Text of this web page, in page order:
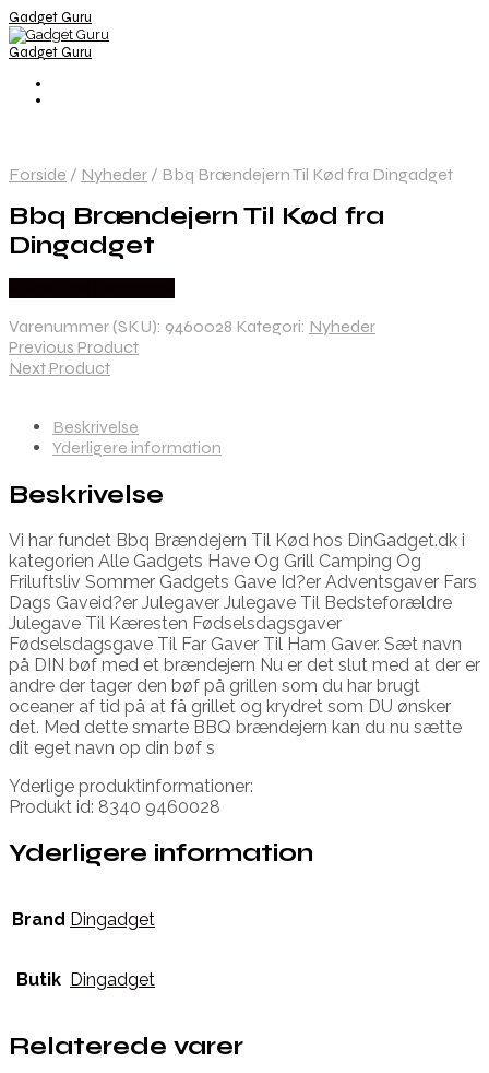
Gadget Guru
Gadget Guru
Forside / Nyheder / Bbq Brændejern Til Kød fra Dingadget
Bbq Brændejern Til Kød fra
Dingadget
Varenummer (SKU): 9460028 Kategori: Nyheder
Previous Product
Next Product
Beskrivelse
Yderligere information
Beskrivelse
Vi har fundet Bbq Brændejern Til Kød hos DinGadget.dk i
kategorien Alle Gadgets Have Og Grill Camping Og
Friluftsliv Sommer Gadgets Gave Id?er Adventsgaver Fars
Dags Gaveid?er Julegaver Julegave Til Bedsteforældre
Julegave Til Kæresten Fødselsdagsgaver
Fødselsdagsgave Til Far Gaver Til Ham Gaver. Sæt navn
på DIN bøf med et brændejern Nu er det slut med at der er
andre der tager den bøf på grillen som du har brugt
oceaner af tid på at få grillet og krydret som DU ønsker
det. Med dette smarte BBQ brændejern kan du nu sætte
dit eget navn op din bøf s
Yderlige produktinformationer:
Produkt id: 8340 9460028
Yderligere information
Brand Dingadget
Butik Dingadget
Relaterede varer